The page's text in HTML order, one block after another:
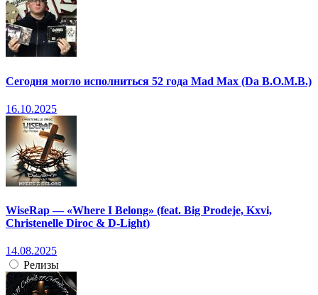
Сегодня могло исполниться 52 года Mad Max (Da B.O.M.B.)
16.10.2025
WiseRap — «Where I Belong» (feat. Big Prodeje, Kxvi,
Christenelle Diroc & D-Light)
14.08.2025
Релизы